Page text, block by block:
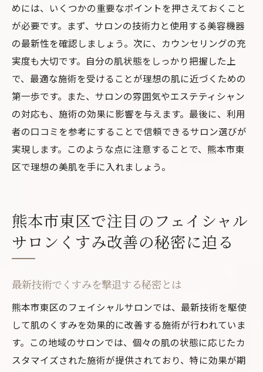
めには、いくつかの重要なポイントを押さえておくこと
が必要です。まず、サロンの技術力と使用する美容機器
の最新性を確認しましょう。次に、カウンセリングの充
実度も大切です。自分の肌状態をしっかり把握した上
で、最適な施術を受けることが理想の肌に近づくための
第一歩です。また、サロンの雰囲気やエステティシャン
の対応も、施術の効果に影響を与えます。最後に、利用
者の口コミを参考にすることで信頼できるサロン選びが
実現します。このような点に注意することで、熊本市東
区で理想の美肌を手に入れましょう。
熊本市東区で注目のフェイシャル
サロンくすみ改善の秘密に迫る
最新技術でくすみを撃退する秘密とは
熊本市東区のフェイシャルサロンでは、最新技術を駆使
して肌のくすみを効果的に改善する施術が行われていま
す。この地域のサロンでは、個々の肌の状態に応じたカ
スタマイズされた施術が提供されており、特に効果が期